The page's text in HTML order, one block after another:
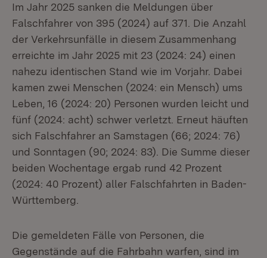
Im Jahr 2025 sanken die Meldungen über
Falschfahrer von 395 (2024) auf 371. Die Anzahl
der Verkehrsunfälle in diesem Zusammenhang
erreichte im Jahr 2025 mit 23 (2024: 24) einen
nahezu identischen Stand wie im Vorjahr. Dabei
kamen zwei Menschen (2024: ein Mensch) ums
Leben, 16 (2024: 20) Personen wurden leicht und
fünf (2024: acht) schwer verletzt. Erneut häuften
sich Falschfahrer an Samstagen (66; 2024: 76)
und Sonntagen (90; 2024: 83). Die Summe dieser
beiden Wochentage ergab rund 42 Prozent
(2024: 40 Prozent) aller Falschfahrten in Baden-
Württemberg.
Die gemeldeten Fälle von Personen, die
Gegenstände auf die Fahrbahn warfen, sind im